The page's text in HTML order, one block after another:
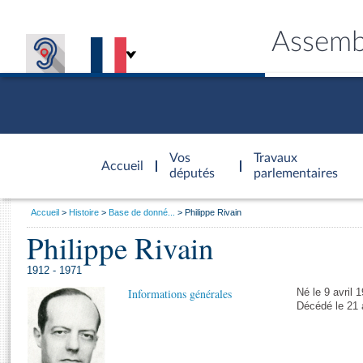
Accueil
d'accueil
Vos
députés
Travaux
parlementaires
Général
Vous
Accueil Histoire Base de donné... Philippe Rivain
Philippe Rivain
1912 - 1971
Informations générales
Né le 9 avril
Décédé le 21